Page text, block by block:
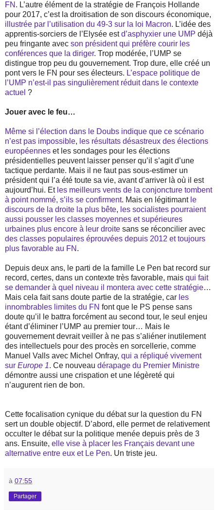
FN . L’autre élément de la stratégie de François Hollande
pour 2017, c’est la droitisation de son discours économique,
illustrée par l’utilisation du 49-3 sur la loi Macron. L’idée des
apprentis-sorciers de l’Elysée estd’asphyxier une UMP déjà
peu fringante avec son président qui préfère courir les
conférences que la diriger. Trop modérée, l’UMP se
distingue trop peu du gouvernement. Trop dure, elle créé un
pont vers le FN pour ses électeurs. L’espace politique de
l’UMP n’est-il pas singulièrement réduit dans le contexte
actuel ?
Jouer avec le feu…
Même si l’élection dans le Doubs indique que ce scénario
n’est pas impossible, les résultats désastreux des élections
européennes et les sondages pour les élections
présidentielles peuvent laisser penser qu’il s’agit d’une
tactique perdante. Mais il ne faut pas sous-estimer un
président qui l’a été toute sa vie, avant d’arriver là où il est
aujourd’hui. Et les meilleurs vents de la conjoncture tombent
à point nommé, s’ils se confirment. Mais en légitimant le
discours de la droite la plus bête, les socialistes pourraient
aussi pousser les classes moyennes et supérieures
urbaines plus encore à leur droite sans se réconcilier avec
des classes populaires éprouvées depuis 2012 et toujours
plus favorable au FN .
Depuis deux ans, le parti de la famille Le Pen bat record sur
record, certes, dans un contexte très favorable, mais qui fait
se demander à quel niveau il montera avec cette stratégie…
Mais cela fait sans doute partie de la stratégie, car les
innombrables limites du FN font que le PS pense sans
doute qu’il le battra forcément au second tour, le seul enjeu
étant d’éliminer l’UMP au premier tour… Mais le
gouvernement devrait veiller à ne pas s’aliéner inutilement
des intellectuels pour des procès en sorcellerie, comme
Manuel Valls avec Michel Onfray, qui a répliqué vivement
sur Europe 1. Ce nouveau dérapage du Premier Ministre
démontre aussi une crispation et une légèreté qui
n’augurent rien de bon.
Cette focalisation cynique du débat sur la question du FN
sert un double objectif. D’abord, elle permet de relativement
occulter le débat sur la politique menée depuis près de 3
ans. Ensuite, elle vise à placer les Français devant une
alternative entre eux et Le Pen. Un triste jeu.
à 07:55
Partager